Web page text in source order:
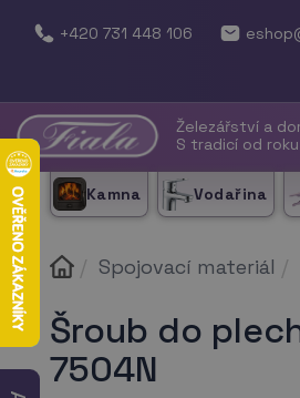
+420 731 448 106
Železářství a
S tradicí od
Kamna Vodařina
Spojovací materiál
Šroub do
7504N